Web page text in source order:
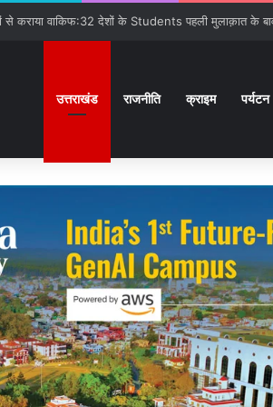
रेलवे स्टेशन पर रुकेगी अछनेरा-टनकपुर Express
उत्तराखंड राजनीति क्राइम पर्यटन